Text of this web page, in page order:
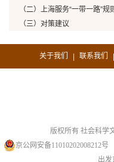
（二）上海服务“一带一路”
（三）对策建议
关于我们 | 联系我们 |
版权所有 社会科学
京公网安备11010202008212号
出发